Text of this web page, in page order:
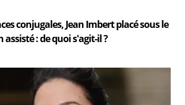
conjugales, Jean Imbert placé sous le
: de quoi s'agit-il ?